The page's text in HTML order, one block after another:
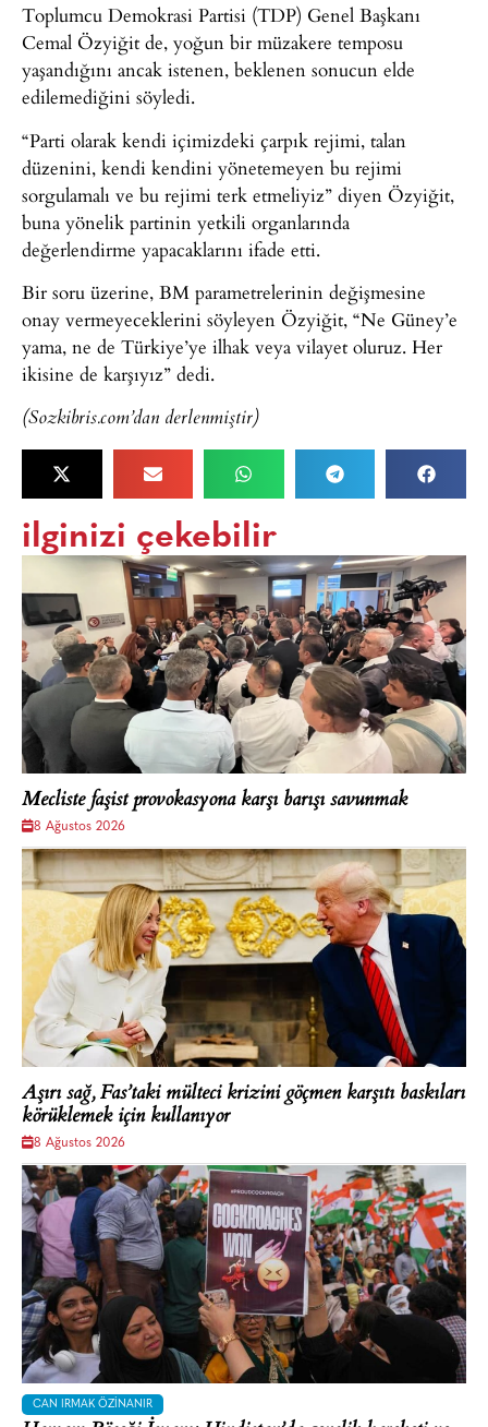
Toplumcu Demokrasi Partisi (TDP) Genel Başkanı
Cemal Özyiğit de, yoğun bir müzakere temposu
yaşandığını ancak istenen, beklenen sonucun elde
edilemediğini söyledi.
“Parti olarak kendi içimizdeki çarpık rejimi, talan
düzenini, kendi kendini yönetemeyen bu rejimi
sorgulamalı ve bu rejimi terk etmeliyiz” diyen Özyiğit,
buna yönelik partinin yetkili organlarında
değerlendirme yapacaklarını ifade etti.
Bir soru üzerine, BM parametrelerinin değişmesine
onay vermeyeceklerini söyleyen Özyiğit, “Ne Güney’e
yama, ne de Türkiye’ye ilhak veya vilayet oluruz. Her
ikisine de karşıyız” dedi.
(Sozkibris.com’dan derlenmiştir)
ilginizi çekebilir
Mecliste faşist provokasyona karşı barışı savunmak
8 Ağustos 2026
Aşırı sağ, Fas’taki mülteci krizini göçmen karşıtı baskıları
körüklemek için kullanıyor
8 Ağustos 2026
CAN IRMAK ÖZINANIR